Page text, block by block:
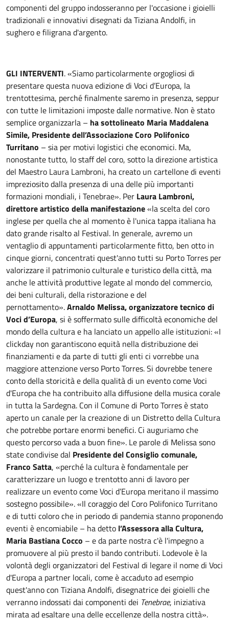
componenti del gruppo indosseranno per l'occasione i gioielli
tradizionali e innovativi disegnati da Tiziana Andolfi, in
sughero e filigrana d'argento.
GLI INTERVENTI. «Siamo particolarmente orgogliosi di
presentare questa nuova edizione di Voci d’Europa, la
trentottesima, perché finalmente saremo in presenza, seppur
con tutte le limitazioni imposte dalle normative. Non è stato
semplice organizzarla – ha sottolineato Maria Maddalena
Simile, Presidente dell’Associazione Coro Polifonico
Turritano – sia per motivi logistici che economici. Ma,
nonostante tutto, lo staff del coro, sotto la direzione artistica
del Maestro Laura Lambroni, ha creato un cartellone di eventi
impreziosito dalla presenza di una delle più importanti
formazioni mondiali, i Tenebrae». Per Laura Lambroni,
direttore artistico della manifestazione«la scelta del coro
inglese per quella che al momento è l'unica tappa italiana ha
dato grande risalto al Festival. In generale, avremo un
ventaglio di appuntamenti particolarmente fitto, ben otto in
cinque giorni, concentrati quest'anno tutti su Porto Torres per
valorizzare il patrimonio culturale e turistico della città, ma
anche le attività produttive legate al mondo del commercio,
dei beni culturali, della ristorazione e del
pernottamento».Arnaldo Melissa, organizzatore tecnico di
Voci d’Europa, si è soffermato sulle difficoltà economiche del
mondo della cultura e ha lanciato un appello alle istituzioni: «I
clickday non garantiscono equità nella distribuzione dei
finanziamenti e da parte di tutti gli enti ci vorrebbe una
maggiore attenzione verso Porto Torres. Si dovrebbe tenere
conto della storicità e della qualità di un evento come Voci
d'Europa che ha contribuito alla diffusione della musica corale
in tutta la Sardegna. Con il Comune di Porto Torres è stato
aperto un canale per la creazione di un Distretto della Cultura
che potrebbe portare enormi benefici. Ci auguriamo che
questo percorso vada a buon fine». Le parole di Melissa sono
state condivise dal Presidente del Consiglio comunale,
Franco Satta, «perché la cultura è fondamentale per
caratterizzare un luogo e trentotto anni di lavoro per
realizzare un evento come Voci d’Europa meritano il massimo
sostegno possibile». «Il coraggio del Coro Polifonico Turritano
e di tutti coloro che in periodo di pandemia stanno proponendo
eventi è encomiabile – ha detto l’Assessora alla Cultura,
Maria Bastiana Cocco – e da parte nostra c'è l'impegno a
promuovere al più presto il bando contributi. Lodevole è la
volontà degli organizzatori del Festival di legare il nome di Voci
d'Europa a partner locali, come è accaduto ad esempio
quest'anno con Tiziana Andolfi, disegnatrice dei gioielli che
verranno indossati dai componenti dei Tenebrae, iniziativa
mirata ad esaltare una delle eccellenze della nostra città».